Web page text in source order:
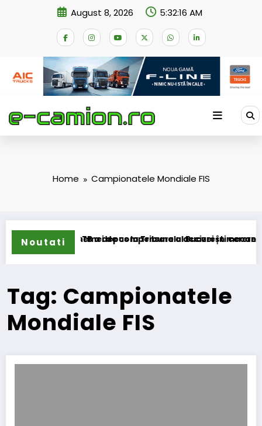
August 8, 2026 5:32:16 AM
Home Campionatele Mondiale FIS
Noutati
schemei de compensare a accizei în mecanism
STB a depus la Tribunalul București cererea
Tag: Campionatele
Mondiale FIS